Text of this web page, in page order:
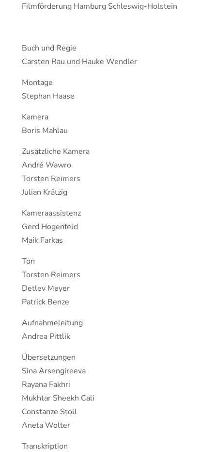
Filmförderung Hamburg Schleswig-Holstein
Buch und Regie
Carsten Rau und Hauke Wendler
Montage
Stephan Haase
Kamera
Boris Mahlau
Zusätzliche Kamera
André Wawro
Torsten Reimers
Julian Krätzig
Kameraassistenz
Gerd Hogenfeld
Maik Farkas
Ton
Torsten Reimers
Detlev Meyer
Patrick Benze
Aufnahmeleitung
Andrea Pittlik
Übersetzungen
Sina Arsengireeva
Rayana Fakhri
Mukhtar Sheekh Cali
Constanze Stoll
Aneta Wolter
Transkription